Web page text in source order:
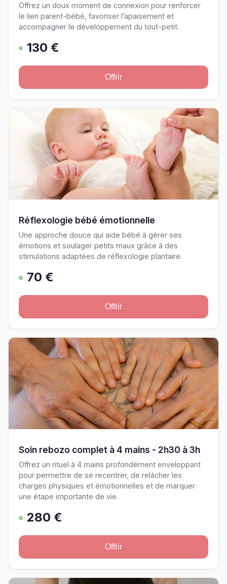
Offrez un doux moment de connexion pour renforcer
le lien parent-bébé, favoriser l’apaisement et
accompagner le développement du tout-petit.
130 €
Offrir
Réflexologie bébé émotionnelle
Une approche douce qui aide bébé à gérer ses
émotions et soulager petits maux grâce à des
stimulations adaptées de réflexologie plantaire.
70 €
Offrir
Soin rebozo complet à 4 mains - 2h30 à 3h
Offrez un rituel à 4 mains profondément enveloppant
pour permettre de se recentrer, de relâcher les
charges physiques et émotionnelles et de marquer
une étape importante de vie.
280 €
Offrir